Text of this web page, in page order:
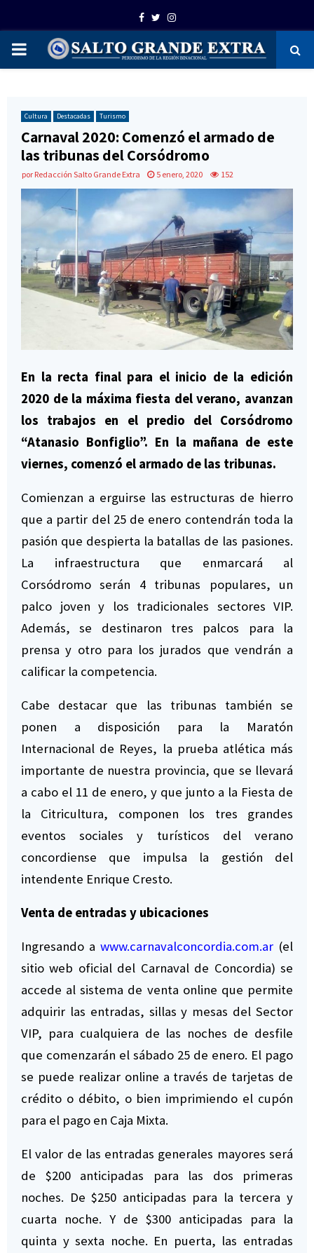
Facebook
TwitterInstagram
PRIMARY
Cultura Destacadas Turismo
Carnaval 2020: Comenzó el armado de
las tribunas del Corsódromo
por Redacción Salto Grande Extra 5 enero, 2020 152
En la recta final para el inicio de la edición
2020 de la máxima fiesta del verano, avanzan
los trabajos en el predio del Corsódromo
“Atanasio Bonfiglio”. En la mañana de este
viernes, comenzó el armado de las tribunas.
Comienzan a erguirse las estructuras de hierro
que a partir del 25 de enero contendrán toda la
pasión que despierta la batallas de las pasiones.
La infraestructura que enmarcará al
Corsódromo serán 4 tribunas populares, un
palco joven y los tradicionales sectores VIP.
Además, se destinaron tres palcos para la
prensa y otro para los jurados que vendrán a
calificar la competencia.
Cabe destacar que las tribunas también se
ponen a disposición para la Maratón
Internacional de Reyes, la prueba atlética más
importante de nuestra provincia, que se llevará
a cabo el 11 de enero, y que junto a la Fiesta de
la Citricultura, componen los tres grandes
eventos sociales y turísticos del verano
concordiense que impulsa la gestión del
intendente Enrique Cresto.
Venta de entradas y ubicaciones
Ingresando a www.carnavalconcordia.com.ar (el
sitio web oficial del Carnaval de Concordia) se
accede al sistema de venta online que permite
adquirir las entradas, sillas y mesas del Sector
VIP, para cualquiera de las noches de desfile
que comenzarán el sábado 25 de enero. El pago
se puede realizar online a través de tarjetas de
crédito o débito, o bien imprimiendo el cupón
para el pago en Caja Mixta.
El valor de las entradas generales mayores será
de $200 anticipadas para las dos primeras
noches. De $250 anticipadas para la tercera y
cuarta noche. Y de $300 anticipadas para la
quinta y sexta noche. En puerta, las entradas